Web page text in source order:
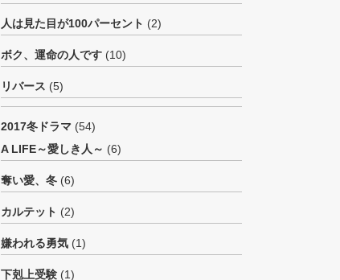
人は見た目が100パーセント (2)
ボク、運命の人です (10)
リバース (5)
2017冬ドラマ (54)
A LIFE～愛しき人～ (6)
奪い愛、冬 (6)
カルテット (2)
嫌われる勇気 (1)
下剋上受験 (1)